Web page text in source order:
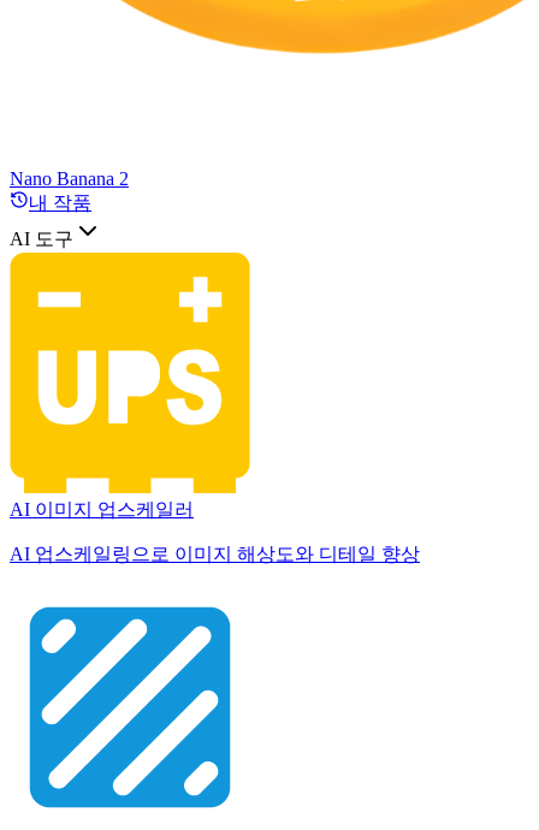
Nano Banana 2
내 작품
AI 도구
AI 이미지 업스케일러
AI 업스케일링으로 이미지 해상도와 디테일 향상